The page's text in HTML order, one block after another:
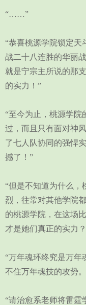
“……”
“恭喜桃源学院锁定天
战二十八连胜的华丽
就是宁宗主所说的那
的实力！”
“至今为止，桃源学院
过，而且只有面对神
了七人队协同的强悍
撼了！”
“但是不知道为什么，
烈，往常对其他学院
的桃源学院，在这场
才是她们真正的实力
“万年魂环终究是万年
不住万年魂技的攻势
“请治愈系老师将雷霆